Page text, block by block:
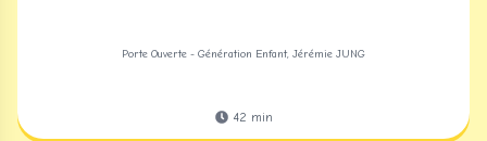
Porte Ouverte - Génération Enfant, Jérémie JUNG
42 min